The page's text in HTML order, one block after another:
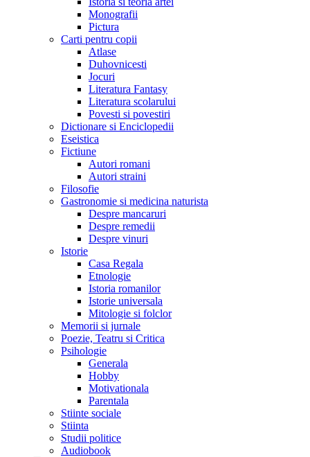
Monografii
Pictura
Carti pentru copii
Atlase
Duhovnicesti
Jocuri
Literatura Fantasy
Literatura scolarului
Povesti si povestiri
Dictionare si Enciclopedii
Eseistica
Fictiune
Autori romani
Autori straini
Filosofie
Gastronomie si medicina naturista
Despre mancaruri
Despre remedii
Despre vinuri
Istorie
Casa Regala
Etnologie
Istoria romanilor
Istorie universala
Mitologie si folclor
Memorii si jurnale
Poezie, Teatru si Critica
Psihologie
Generala
Hobby
Motivationala
Parentala
Stiinte sociale
Stiinta
Studii politice
Audiobook